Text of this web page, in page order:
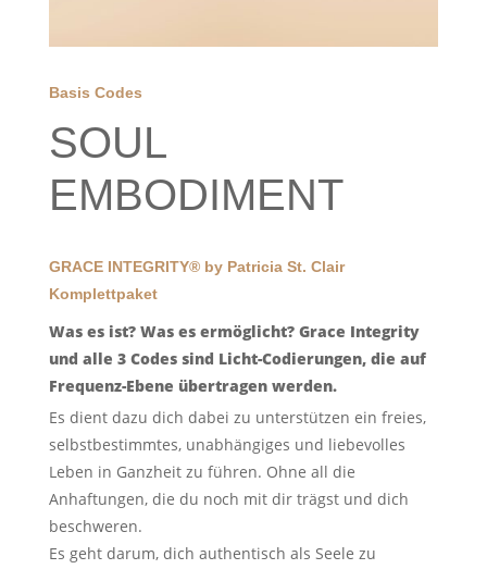
Basis Codes
SOUL
EMBODIMENT
GRACE INTEGRITY® by Patricia St. Clair
Komplettpaket
Was es ist? Was es ermöglicht? Grace Integrity
und alle 3 Codes sind Licht-Codierungen, die auf
Frequenz-Ebene übertragen werden.
Es dient dazu dich dabei zu unterstützen ein freies,
selbstbestimmtes, unabhängiges und liebevolles
Leben in Ganzheit zu führen. Ohne all die
Anhaftungen, die du noch mit dir trägst und dich
beschweren.
Es geht darum, dich authentisch als Seele zu